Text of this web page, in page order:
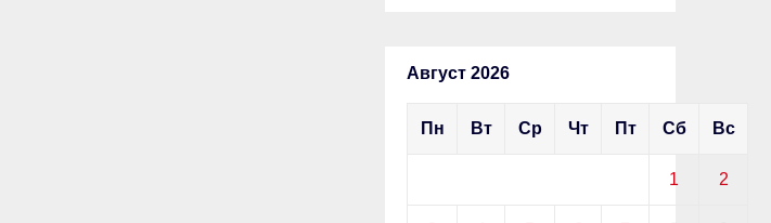
Август 2026
Пн Вт Ср Чт Пт Сб Вс
1 2